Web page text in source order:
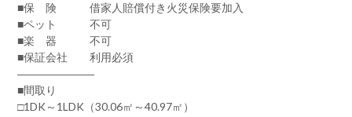
■保 険 借家人賠償付き火災保険要加入
■ペット 不可
■楽 器 不可
■保証会社 利用必須
―――――――
■間取り
□1DK～1LDK（30.06㎡～40.97㎡）